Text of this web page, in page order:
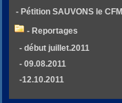
- Pétition SAUVONS le CFM
- Reportages
- début juillet.2011
- 09.08.2011
-12.10.2011